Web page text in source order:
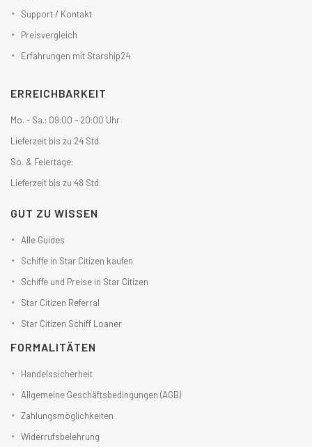
Support / Kontakt
Preisvergleich
Erfahrungen mit Starship24
ERREICHBARKEIT
Mo. - Sa.: 09:00 - 20:00 Uhr
Lieferzeit bis zu 24 Std.
So. & Feiertage:
Lieferzeit bis zu 48 Std.
GUT ZU WISSEN
Alle Guides
Schiffe in Star Citizen kaufen
Schiffe und Preise in Star Citizen
Star Citizen Referral
Star Citizen Schiff Loaner
FORMALITÄTEN
Handelssicherheit
Allgemeine Geschäftsbedingungen (AGB)
Zahlungsmöglichkeiten
Widerrufsbelehrung